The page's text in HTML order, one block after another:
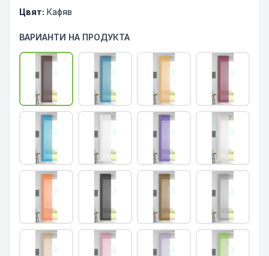
Цвят: Кафяв
ВАРИАНТИ НА ПРОДУКТА